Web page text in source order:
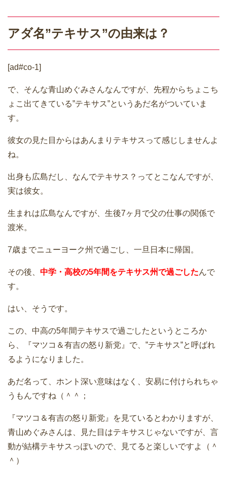
アダ名”テキサス”の由来は？
[ad#co-1]
で、そんな青山めぐみさんなんですが、先程からちょこち
ょこ出てきている”テキサス”というあだ名がついていま
す。
彼女の見た目からはあんまりテキサスって感じしませんよ
ね。
出身も広島だし、なんでテキサス？ってとこなんですが、
実は彼女。
生まれは広島なんですが、生後7ヶ月で父の仕事の関係で
渡米。
7歳までニューヨーク州で過ごし、一旦日本に帰国。
その後、 中学・高校の5年間をテキサス州で過ごしたんで
す。
はい、そうです。
この、中高の5年間テキサスで過ごしたというところか
ら、『マツコ＆有吉の怒り新党』で、”テキサス”と呼ばれ
るようになりました。
あだ名って、ホント深い意味はなく、安易に付けられちゃ
うもんですね（＾＾；
『マツコ＆有吉の怒り新党』を見ているとわかりますが、
青山めぐみさんは、見た目はテキサスじゃないですが、言
動が結構テキサスっぽいので、見てると楽しいですよ（＾
＾）